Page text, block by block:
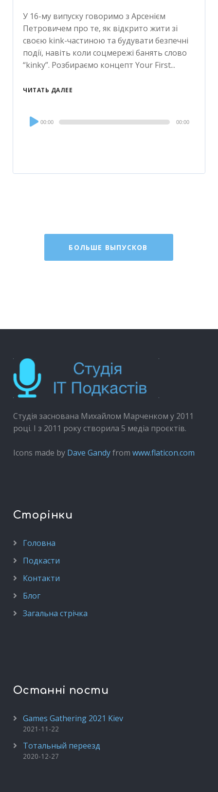
У 16-му випуску говоримо з Арсенієм
Петровичем про те, як відкрито жити зі
своєю kink-частиною та будувати безпечні
події, навіть коли соцмережі банять слово
“kinky”. Розбираємо концепт Your First...
ЧИТАТЬ ДАЛЕЕ
Audio
Player
00:00 00:00
БОЛЬШЕ ВЫПУСКОВ
Студія заснована Михайлом Марченком у 2011
році. І з 2011 року створила 5 медіа проєктів.
Icons made by Dave Gandyfrom www.flaticon.com
Сторінки
Головна
Подкасти
Контакти
Блог
Загальна стрічка
Останні пости
Games Gathering 2021 Kiev
2021-11-22
Тотальный переезд
2020-12-27